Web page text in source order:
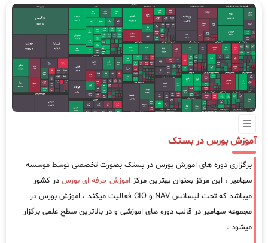
آموزش بورس در بستک
برگزاری دوره های اموزش بورس در بستک بصورت تخصصی توسط موسسه
سهامیر ، این مرکز بعنوان بهترین مرکز اموزش حرفه ای بورس در کشور
میباشد که تحت لیسانس NAV و CIO فعالیت میکند ، اموزش بورس در
مجموعه سهامیر در قالب دوره های اموزشی و در بالاترین سطح علمی برگزار
میشود .